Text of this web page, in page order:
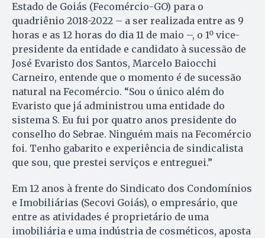
Estado de Goiás (Fecomércio-GO) para o
quadriênio 2018-2022 – a ser realizada entre as 9
horas e as 12 horas do dia 11 de maio –, o 1º vice-
presidente da entidade e candidato à sucessão de
José Evaristo dos Santos, Marcelo Baiocchi
Carneiro, entende que o momento é de sucessão
natural na Fecomércio. “Sou o único além do
Evaristo que já administrou uma entidade do
sistema S. Eu fui por quatro anos presidente do
conselho do Sebrae. Ninguém mais na Fecomércio
foi. Tenho gabarito e experiência de sindicalista
que sou, que prestei serviços e entreguei.”
Em 12 anos à frente do Sindicato dos Condomínios
e Imobiliárias (Secovi Goiás), o empresário, que
entre as atividades é proprietário de uma
imobiliária e uma indústria de cosméticos, aposta